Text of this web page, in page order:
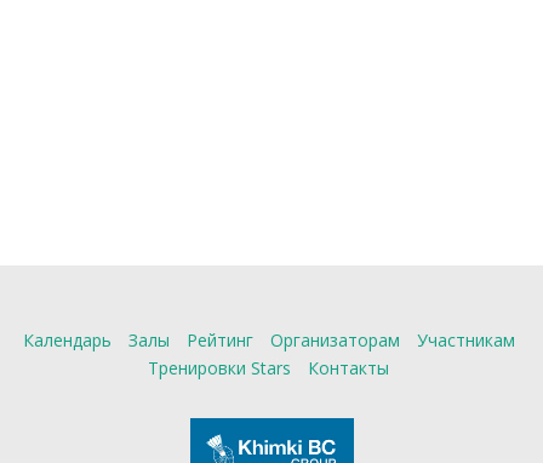
Календарь Залы Рейтинг Организаторам
Участникам
Тренировки Stars
Контакты